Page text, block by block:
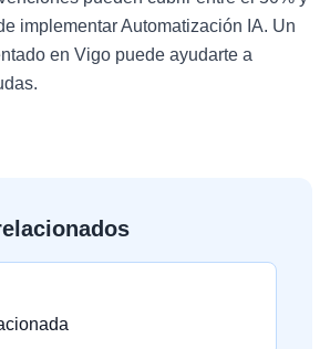
implementar Automatización IA. Un
en Vigo puede ayudarte a